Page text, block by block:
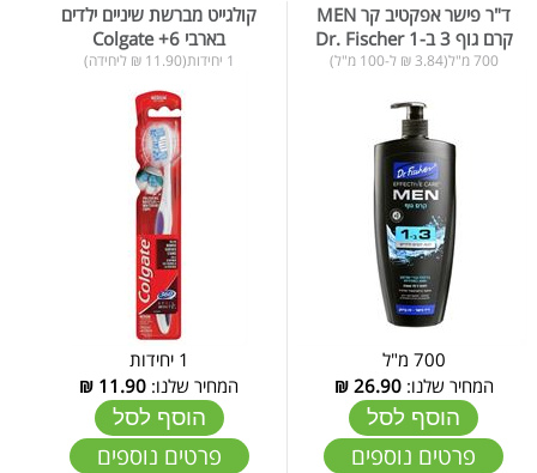
ד"ר פישר אפקטיב קר MEN
קרם גוף 3 ב-1 Dr. Fischer
700 מ"ל(3.84 ₪ ל-100 מ"ל)
700 מ"ל
המחיר שלנו:26.90
₪
הוסף לסל
פרטים נוספים
קולגייט מברשת שיניים ילדים
בארבי 6+ Colgate
1 יחידות(11.90 ₪ ליחידה)
1 יחידות
המחיר שלנו: 11.90
₪
הוסף לסל
פרטים נוספים